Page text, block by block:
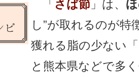
「 さば節 」は、
し”が取れるのが特
獲れる脂の少ない「
と熊本県などで多